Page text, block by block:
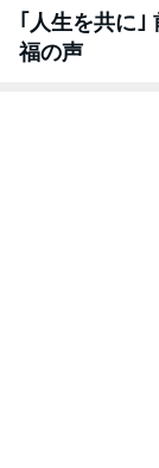
｢人生を共に｣
福の声